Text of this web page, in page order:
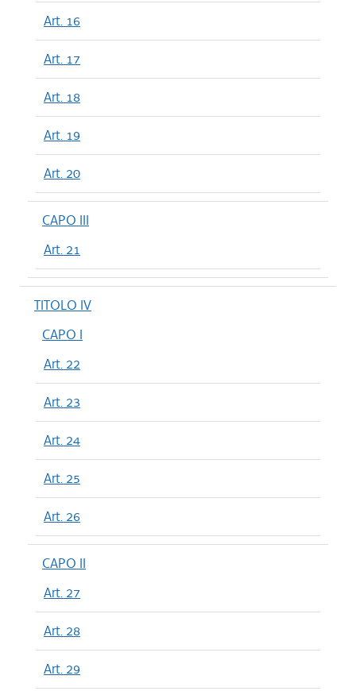
Art. 16
Art. 17
Art. 18
Art. 19
Art. 20
CAPO III
Art. 21
TITOLO IV
CAPO I
Art. 22
Art. 23
Art. 24
Art. 25
Art. 26
CAPO II
Art. 27
Art. 28
Art. 29